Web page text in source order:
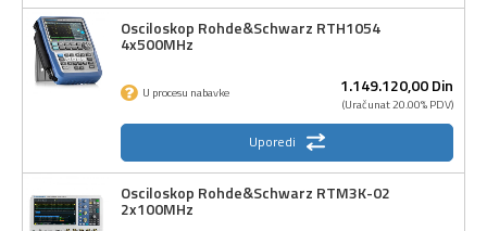
Osciloskop Rohde&Schwarz RTH1054
4x500MHz
1.149.120,00Din
(Uračunat 20.00% PDV)
U procesu nabavke
Uporedi
Osciloskop Rohde&Schwarz RTM3K-02
2x100MHz